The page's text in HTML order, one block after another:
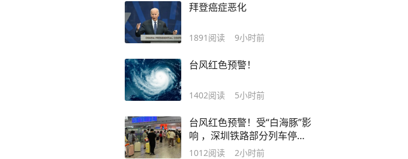
拜登癌症恶化
1891 阅读 9小时前
台风红色预警！
1402阅读 5小时前
台风红色预警！受“白海豚”影
响 ，深圳铁路部分列车停
运！
1012阅读 2小时前